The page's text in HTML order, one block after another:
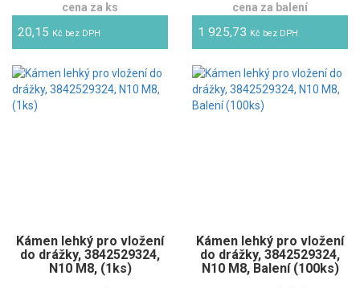
cena za ks
20,15 Kč bez DPH
cena za balení
1 925,73 Kč bez DPH
Kámen lehký pro vložení
do drážky, 3842529324,
N10 M8, (1ks)
Kámen lehký pro vložení
do drážky, 3842529324,
N10 M8, Balení (100ks)